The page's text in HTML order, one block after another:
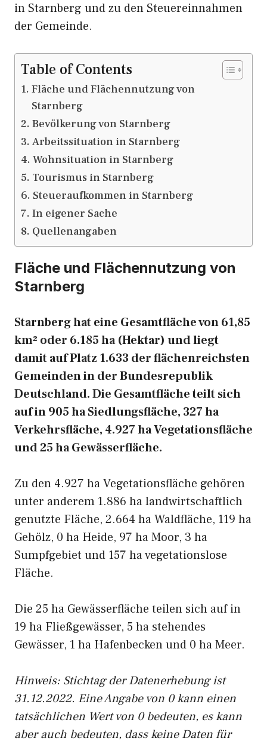
in Starnberg und zu den Steuereinnahmen
der Gemeinde.
Table of Contents
Fläche und Flächennutzung von
Starnberg
Bevölkerung von Starnberg
Arbeitssituation in Starnberg
Wohnsituation in Starnberg
Tourismus in Starnberg
Steueraufkommen in Starnberg
In eigener Sache
Quellenangaben
Fläche und Flächennutzung von
Starnberg
Starnberg hat eine Gesamtfläche von 61,85
km² oder 6.185 ha (Hektar) und liegt
damit auf Platz 1.633 der flächenreichsten
Gemeinden in der Bundesrepublik
Deutschland. Die Gesamtfläche teilt sich
auf in 905 ha Siedlungsfläche, 327 ha
Verkehrsfläche, 4.927 ha Vegetationsfläche
und 25 ha Gewässerfläche.
Zu den 4.927 ha Vegetationsfläche gehören
unter anderem 1.886 ha landwirtschaftlich
genutzte Fläche, 2.664 ha Waldfläche, 119 ha
Gehölz, 0 ha Heide, 97 ha Moor, 3 ha
Sumpfgebiet und 157 ha vegetationslose
Fläche.
Die 25 ha Gewässerfläche teilen sich auf in
19 ha Fließgewässer, 5 ha stehendes
Gewässer, 1 ha Hafenbecken und 0 ha Meer.
Hinweis: Stichtag der Datenerhebung ist
31.12.2022. Eine Angabe von 0 kann einen
tatsächlichen Wert von 0 bedeuten, es kann
aber auch bedeuten, dass keine Daten für